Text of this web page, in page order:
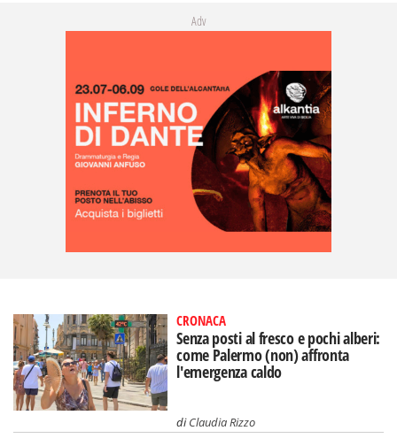
Adv
CRONACA
Senza posti al fresco e pochi alberi:
come Palermo (non) affronta
l'emergenza caldo
diClaudia Rizzo